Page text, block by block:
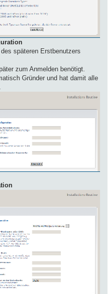
späteren Erstbenutzers
zum Anmelden benötigt.
Gründer und hat damit alle